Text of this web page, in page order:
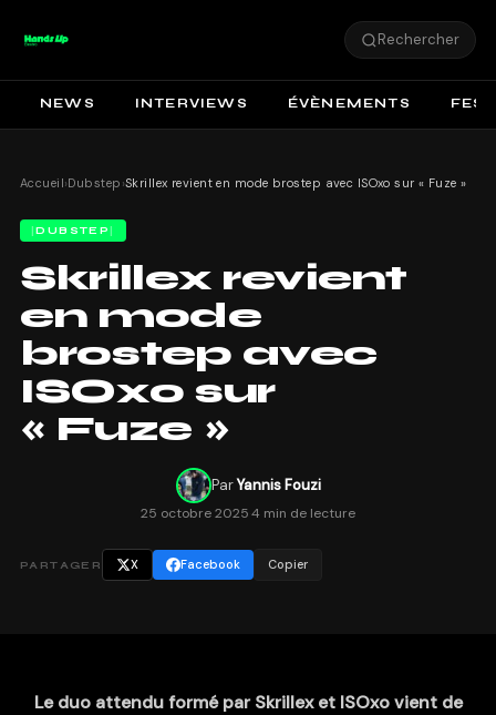
Rechercher
NEWS INTERVIEWS ÉVÈNEMENTS
Accueil›Dubstep ›Skrillex revient en mode brostep avec ISOxo sur « Fuze »
DUBSTEP
Skrillex revient
en mode
brostep avec
ISOxo sur
« Fuze »
ParYannis Fouzi
25 octobre 20254 min de lecture
PARTAGER X Facebook Copier
Le duo attendu formé par Skrillex et ISOxo vient de